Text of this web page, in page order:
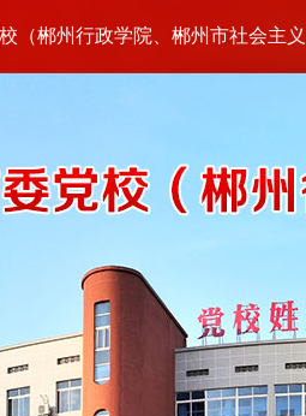
（郴州行政学院、郴州市社会主